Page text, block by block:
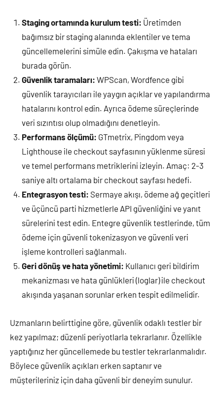
Staging ortamında kurulum testi: Üretimden
bağımsız bir staging alanında eklentiler ve tema
güncellemelerini simüle edin. Çakışma ve hataları
burada görün.
Güvenlik taramaları: WPScan, Wordfence gibi
güvenlik tarayıcıları ile yaygın açıklar ve yapılandırma
hatalarını kontrol edin. Ayrıca ödeme süreçlerinde
veri sızıntısı olup olmadığını denetleyin.
Performans ölçümü: GTmetrix, Pingdom veya
Lighthouse ile checkout sayfasının yüklenme süresi
ve temel performans metriklerini izleyin. Amaç: 2-3
saniye altı ortalama bir checkout sayfası hedefi.
Entegrasyon testi: Sermaye akışı, ödeme ağ geçitleri
ve üçüncü parti hizmetlerle API güvenliğini ve yanıt
sürelerini test edin. Entegre güvenlik testlerinde, tüm
ödeme için güvenli tokenizasyon ve güvenli veri
işleme kontrolleri sağlanmalı.
Geri dönüş ve hata yönetimi: Kullanıcı geri bildirim
mekanizması ve hata günlükleri (loglar) ile checkout
akışında yaşanan sorunlar erken tespit edilmelidir.
Uzmanların belirttigine göre, güvenlik odaklı testler bir
kez yapılmaz; düzenli periyotlarla tekrarlanır. Özellikle
yaptığınız her güncellemede bu testler tekrarlanmalıdır.
Böylece güvenlik açıkları erken saptanır ve
müşterileriniz için daha güvenli bir deneyim sunulur.